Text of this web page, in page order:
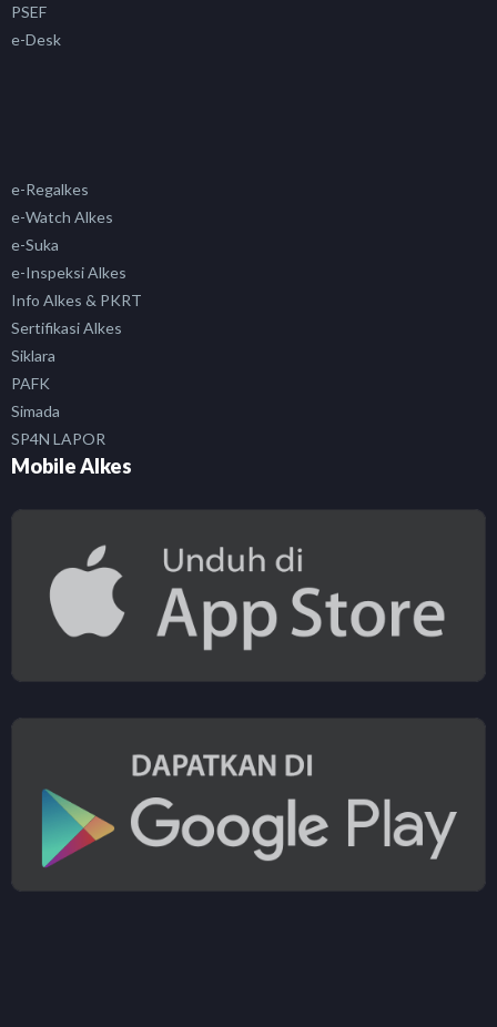
PSEF
e-Desk
e-Regalkes
e-Watch Alkes
e-Suka
e-Inspeksi Alkes
Info Alkes & PKRT
Sertifikasi Alkes
Siklara
PAFK
Simada
SP4N LAPOR
Mobile Alkes